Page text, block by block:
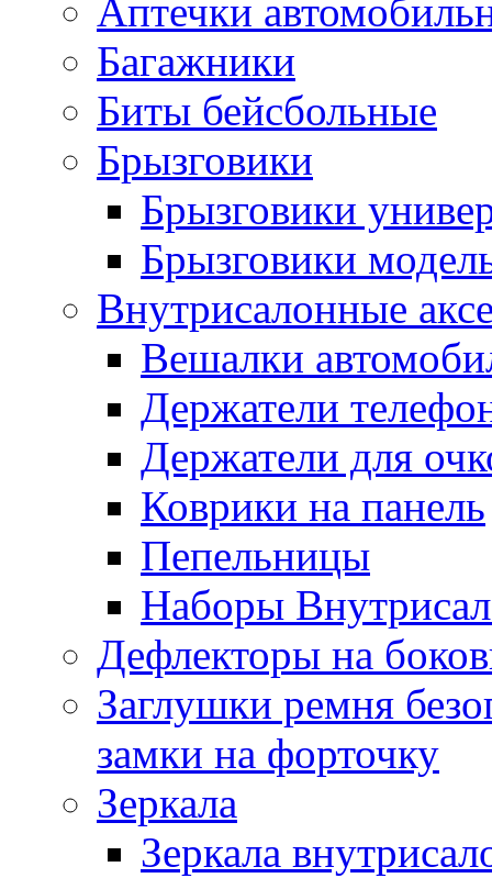
Аптечки
Багажники
Биты бейсбольные
Брызговики
Брызговики
Брызговики
Внутрисалонные
Вешалки
Держатели
Держатели для
Коврики на панель
Пепельницы
Наборы
Дефлекторы на
Заглушки ремня
замки на форточку
Зеркала
Зеркала